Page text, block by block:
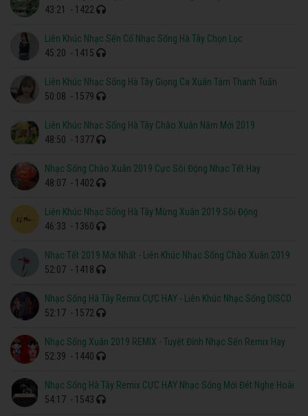
43:21
- 1422
Liên Khúc Nhạc Sến Cổ Nhạc Sống Hà Tây Chọn Lọc
45:20 - 1415
Liên Khúc Nhạc Sống Hà Tây Giọng Ca Xuân Tám Thanh Tuấn
50:08 - 1579
Liên Khúc Nhạc Sống Hà Tây Chào Xuân Năm Mới 2019
48:50 - 1377
Nhạc Sống Chào Xuân 2019 Cực Sôi Động Nhạc Tết Hay
48:07 - 1402
Liên Khúc Nhạc Sống Hà Tây Mừng Xuân 2019 Sôi Động
46:33 - 1360
Nhạc Tết 2019 Mới Nhất - Liên Khúc Nhạc Sống Chào Xuân 2019
52:07 - 1418
Nhạc Sống Hà Tây Remix CỰC HAY - Liên Khúc Nhạc Sống DISCO
52:17 - 1572
Nhạc Sống Xuân 2019 REMIX - Tuyệt Đỉnh Nhạc Sến Remix Hay
52:39 - 1440
Nhạc Sống Hà Tây Remix CỰC HAY Nhạc Sống Mới Đét Nghe Hoài
54:17 - 1543